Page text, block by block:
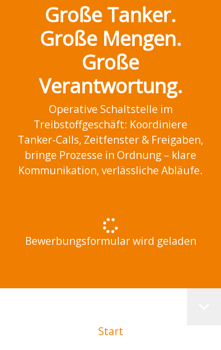
Große Tanker.
Große Mengen.
Große
Verantwortung.
Operative Schaltstelle im
Treibstoffgeschäft: Koordiniere
Tanker-Calls, Zeitfenster & Freigaben,
bringe Prozesse in Ordnung – klare
Kommunikation, verlässliche Abläufe.
Bewerbungsformular wird geladen
Start